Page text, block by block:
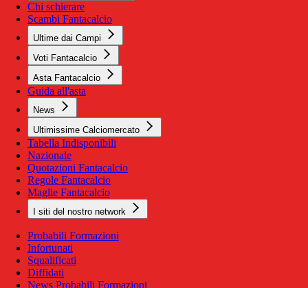
Chi schierare
Scambi Fantacalcio
Ultime dai Campi
Voti Fantacalcio
Asta Fantacalcio
Guida all'asta
News
Ultimissime Calciomercato
Tabella Indisponibili
Nazionale
Quotazioni Fantacalcio
Regole Fantacalcio
Maglie Fantacalcio
I siti del nostro network
Probabili Formazioni
Infortunati
Squalificati
Diffidati
News Probabili Formazioni